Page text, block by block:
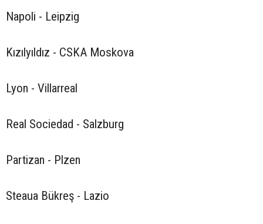
Napoli - Leipzig
Kızılyıldız - CSKA Moskova
Lyon - Villarreal
Real Sociedad - Salzburg
Partizan - Plzen
Steaua Bükreş - Lazio